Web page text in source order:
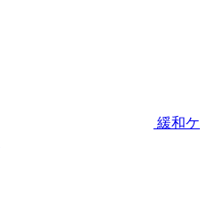
緩和ケ